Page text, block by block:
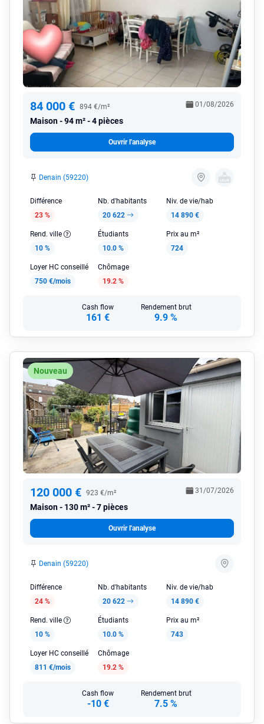
84 000 € 894 €/m²
Maison 94 m² - 4 pièces
01/08/2026
Ouvrir l'analyse
Denain (59220)
Différence
23 %
Nb. d'habitants
20 622
Niv. de vie/hab
14 890 €
Rend. ville
10 %
Étudiants
10.0 %
Prix au m²
724
Loyer HC conseillé
750 €/mois
Chômage
19.2 %
Cash flow
161 €
Rendement brut
9.9 %
Nouveau
120 000 € 923 €/m²
Maison 130 m² - 7 pièces
31/07/2026
Ouvrir l'analyse
Denain (59220)
Différence
24 %
Nb. d'habitants
20 622
Niv. de vie/hab
14 890 €
Rend. ville
10 %
Étudiants
10.0 %
Prix au m²
743
Loyer HC conseillé
811 €/mois
Chômage
19.2 %
Cash flow
-10 €
Rendement brut
7.5 %